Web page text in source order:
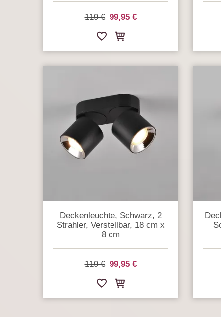
119 € 99,95 €
Deckenleuchte, Schwarz, 2
Strahler, Verstellbar, 18 cm x
8 cm
119 € 99,95 €